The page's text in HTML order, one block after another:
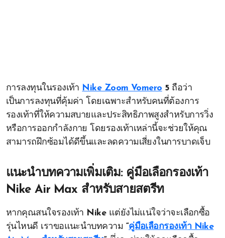
การลงทุนในรองเท้า Nike Zoom Vomero 5ถือว่า
เป็นการลงทุนที่คุ้มค่า โดยเฉพาะสำหรับคนที่ต้องการ
รองเท้าที่ให้ความสบายและประสิทธิภาพสูงสำหรับการวิ่ง
หรือการออกกำลังกาย โดยรองเท้าเหล่านี้จะช่วยให้คุณ
สามารถฝึกซ้อมได้ดีขึ้นและลดความเสี่ยงในการบาดเจ็บ
แนะนำบทความเพิ่มเติม: คู่มือเลือกรองเท้า
Nike Air Max สำหรับสายสตรีท
หากคุณสนใจรองเท้า Nikeแต่ยังไม่แน่ใจว่าจะเลือกซื้อ
รุ่นไหนดี เราขอแนะนำบทความ “คู่มือเลือกรองเท้า Nike